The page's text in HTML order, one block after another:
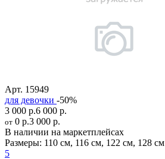
Арт. 15949
для девочки -50%
3 000 р.6 000 р.
от 0 р.3 000 р.
В наличии на маркетплейсах
Размеры: 110 см, 116 см, 122 см, 128 см
5